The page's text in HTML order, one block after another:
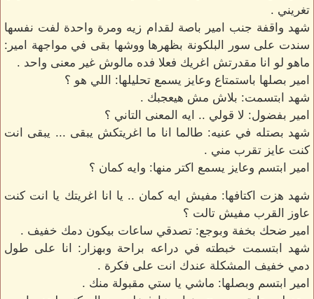
تغريني .
شهد واقفة جنب امير باصة لقدام زيه ومرة واحدة لفت نفسها
سندت على سور البلكونة بظهرها ووشها بقى في مواجهة امير:
ماهو لو انا مقدرتش اغريك فعلا فده مالوش غير معنى واحد .
امير بصلها باستمتاع وعايز يسمع تحليلها: اللي هو ؟
شهد ابتسمت: بلاش مش هيعجبك .
امير بفضول: لا قولي .. ايه المعنى التاني ؟
شهد بصتله في عنيه: طالما انا ما اغريتكش يبقى ... يبقى انت
كنت عايز تقرب مني .
امير ابتسم وعايز يسمع اكتر منها: وايه كمان ؟
شهد هزت اكتافها: مفيش ايه كمان .. يا انا اغريتك يا انت كنت
عاوز القرب مفيش تالت ؟
امير ضحك بخفة وبوجع: تصدقي ساعات بيكون دمك خفيف .
شهد ابتسمت خبطته في دراعه براحة وبهزار: انا على طول
دمي خفيف المشكلة عندك انت على فكرة .
امير ابتسم وبصلها: ماشي يا ستي مقبولة منك .